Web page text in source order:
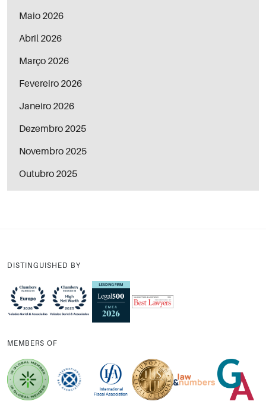
Maio 2026
Abril 2026
Março 2026
Fevereiro 2026
Janeiro 2026
Dezembro 2025
Novembro 2025
Outubro 2025
DISTINGUISHED BY
MEMBERS OF